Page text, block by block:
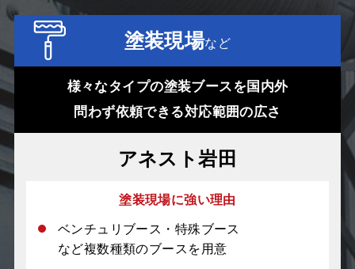
塗装現場など
様々なタイプの塗装ブースを国内外
問わず依頼できる対応範囲の広さ
アネスト岩田
塗装現場に強い理由
ベンチュリブース・特殊ブース
など複数種類のブースを用意